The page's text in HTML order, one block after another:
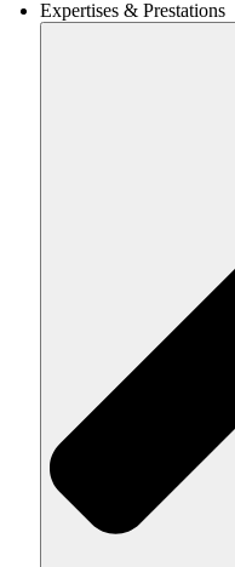
Expertises & Prestations